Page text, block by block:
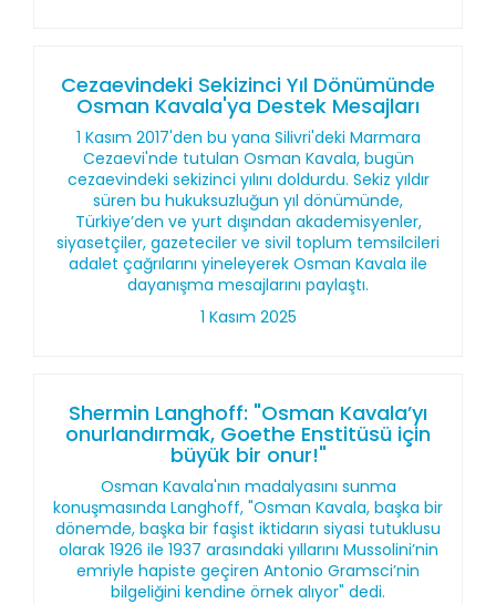
Cezaevindeki Sekizinci Yıl Dönümünde
Osman Kavala'ya Destek Mesajları
1 Kasım 2017'den bu yana Silivri'deki Marmara
Cezaevi'nde tutulan Osman Kavala, bugün
cezaevindeki sekizinci yılını doldurdu. Sekiz yıldır
süren bu hukuksuzluğun yıl dönümünde,
Türkiye’den ve yurt dışından akademisyenler,
siyasetçiler, gazeteciler ve sivil toplum temsilcileri
adalet çağrılarını yineleyerek Osman Kavala ile
dayanışma mesajlarını paylaştı.
1 Kasım 2025
Shermin Langhoff: "Osman Kavala’yı
onurlandırmak, Goethe Enstitüsü için
büyük bir onur!"
Osman Kavala'nın madalyasını sunma
konuşmasında Langhoff, "Osman Kavala, başka bir
dönemde, başka bir faşist iktidarın siyasi tutuklusu
olarak 1926 ile 1937 arasındaki yıllarını Mussolini’nin
emriyle hapiste geçiren Antonio Gramsci’nin
bilgeliğini kendine örnek alıyor" dedi.